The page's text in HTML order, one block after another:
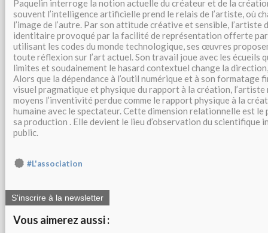
Paquelin interroge la notion actuelle du créateur et de la
souvent l’intelligence artificielle prend le relais de l’artiste, où
l’image de l’autre. Par son attitude créative et sensible, l’artiste
identitaire provoqué par la facilité de représentation offerte par
utilisant les codes du monde technologique, ses œuvres
toute réflexion sur l’art actuel. Son travail joue avec les écueils
limites et soudainement le hasard contextuel change la
Alors que la dépendance à l’outil numérique et à son formatage
visuel pragmatique et physique du rapport à la création, l’artiste
moyens l’inventivité perdue comme le rapport physique à la
humaine avec le spectateur. Cette dimension relationnelle est le
sa production . Elle devient le lieu d’observation du scientifique
public.
#L'association
S'inscrire à la newsletter
Vous aimerez aussi :